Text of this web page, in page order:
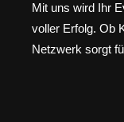
Mit uns wird Ihr
voller Erfolg. Ob
Netzwerk sorgt